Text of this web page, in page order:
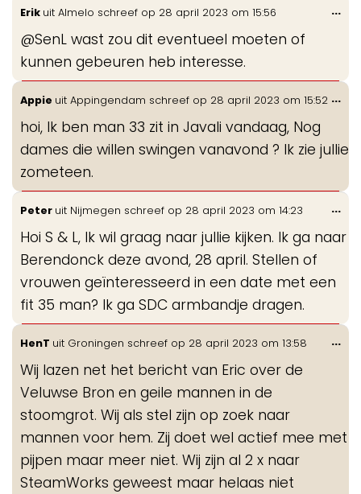
Erik uit Almelo schreef op 28 april 2023 om 15:56
@SenL wast zou dit eventueel moeten of
kunnen gebeuren heb interesse.
...
Appie uit Appingendam schreef op 28 april 2023 om 15:52
hoi, Ik ben man 33 zit in Javali vandaag, Nog
dames die willen swingen vanavond ? Ik zie jullie
zometeen.
...
Peter uit Nijmegen schreef op 28 april 2023 om 14:23
Hoi S & L, Ik wil graag naar jullie kijken. Ik ga naar
Berendonck deze avond, 28 april. Stellen of
vrouwen geïnteresseerd in een date met een
fit 35 man? Ik ga SDC armbandje dragen.
...
HenT uit Groningen schreef op 28 april 2023 om 13:58
Wij lazen net het bericht van Eric over de
Veluwse Bron en geile mannen in de
stoomgrot. Wij als stel zijn op zoek naar
mannen voor hem. Zij doet wel actief mee met
pijpen maar meer niet. Wij zijn al 2 x naar
SteamWorks geweest maar helaas niet
...